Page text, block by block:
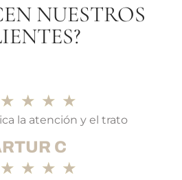
NUESTROS
★ ★ ★ ★
la atención y el trato
C
★ ★ ★ ★